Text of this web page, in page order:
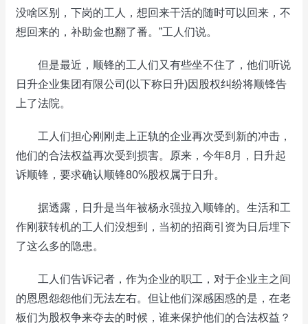
没啥区别，下岗的工人，想回来干活的随时可以回来，不
想回来的，补助金也翻了番。”工人们说。
但是最近，顺锋的工人们又有些坐不住了，他们听说
日升企业集团有限公司(以下称日升)因股权纠纷将顺锋告
上了法院。
工人们担心刚刚走上正轨的企业再次受到新的冲击，
他们的合法权益再次受到损害。原来，今年8月，日升起
诉顺锋，要求确认顺锋80%股权属于日升。
据透露，日升是当年被杨永强拉入顺锋的。生活和工
作刚获转机的工人们没想到，当初的招商引资为日后埋下
了这么多的隐患。
工人们告诉记者，作为企业的职工，对于企业主之间
的恩恩怨怨他们无法左右。但让他们深感困惑的是，在老
板们为股权争来夺去的时候，谁来保护他们的合法权益？